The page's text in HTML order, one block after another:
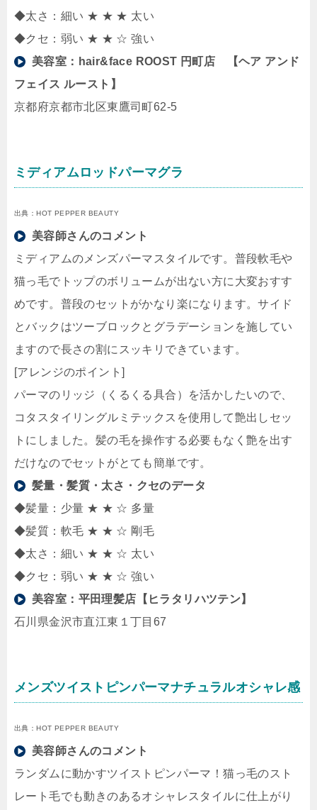
◆太さ：細い ★ ★ ★ 太い
◆クセ：弱い ★ ★ ☆ 強い
美容室： hair&face ROOST 円町店 【ヘア アンド
フェイス ルースト】
京都府京都市北区東鷹司町62-5
ミディアムロッドパーマグラ
出典：HOT PEPPER BEAUTY
美容師さんのコメント
ミディアムのメンズパーマスタイルです。普段軟毛や
猫っ毛でトップのボリュームが出ない方に大変おすす
めです。普段のセットがかなり楽になります。サイド
とバックはツーブロックとグラデーションを施してい
ますので長さの割にスッキリできています。
[アレンジのポイント]
パーマのリッジ（くるくる具合）を活かしたいので、
コタスタイリングルミテックスを使用して艶出しセッ
トにしました。髪の毛を操作する必要もなく艶を出す
だけなのでセットがとても簡単です。
髪量・髪質・太さ・クセのデータ
◆髪量：少量 ★ ★ ☆ 多量
◆髪質：軟毛 ★ ★ ☆ 剛毛
◆太さ：細い ★ ★ ☆ 太い
◆クセ：弱い ★ ★ ☆ 強い
美容室： 平田理髪店【ヒラタリハツテン】
石川県金沢市直江東１丁目67
メンズツイストピンパーマナチュラルオシャレ感
出典：HOT PEPPER BEAUTY
美容師さんのコメント
ランダムに動かすツイストピンパーマ！猫っ毛のスト
レート毛でも動きのあるオシャレスタイルに仕上がり